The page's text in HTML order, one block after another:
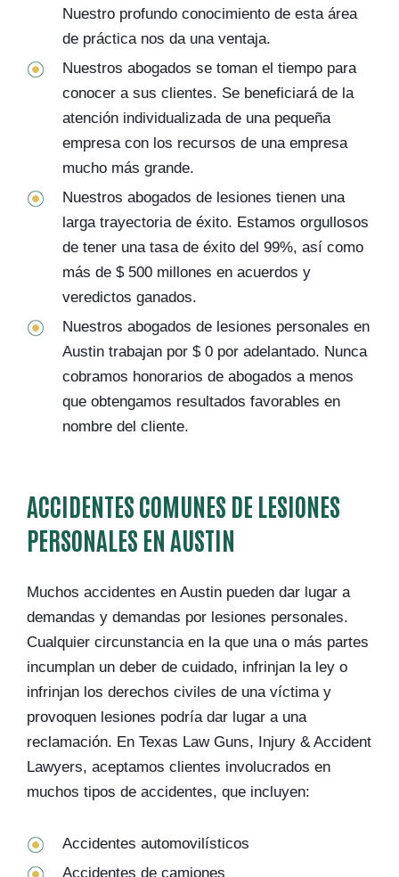
Nuestro profundo conocimiento de esta área
de práctica nos da una ventaja.
Nuestros abogados se toman el tiempo para
conocer a sus clientes. Se beneficiará de la
atención individualizada de una pequeña
empresa con los recursos de una empresa
mucho más grande.
Nuestros abogados de lesiones tienen una
larga trayectoria de éxito. Estamos orgullosos
de tener una tasa de éxito del 99%, así como
más de $ 500 millones en acuerdos y
veredictos ganados.
Nuestros abogados de lesiones personales en
Austin trabajan por $ 0 por adelantado. Nunca
cobramos honorarios de abogados a menos
que obtengamos resultados favorables en
nombre del cliente.
ACCIDENTES COMUNES DE LESIONES
PERSONALES EN AUSTIN
Muchos accidentes en Austin pueden dar lugar a
demandas y demandas por lesiones personales.
Cualquier circunstancia en la que una o más partes
incumplan un deber de cuidado, infrinjan la ley o
infrinjan los derechos civiles de una víctima y
provoquen lesiones podría dar lugar a una
reclamación. En Texas Law Guns, Injury & Accident
Lawyers, aceptamos clientes involucrados en
muchos tipos de accidentes, que incluyen:
Accidentes automovilísticos
Accidentes de camiones